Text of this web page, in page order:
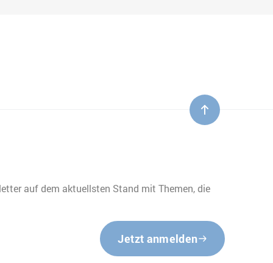
auf dem aktuellsten Stand mit Themen, die
Jetzt anmelden